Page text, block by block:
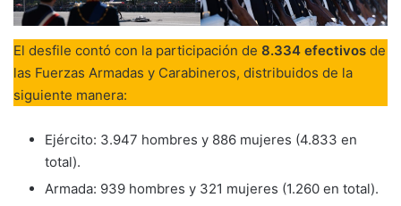
El desfile contó con la participación de 8.334 efectivos de
las Fuerzas Armadas y Carabineros, distribuidos de la
siguiente manera:
Ejército: 3.947 hombres y 886 mujeres (4.833 en
total).
Armada: 939 hombres y 321 mujeres (1.260 en total).